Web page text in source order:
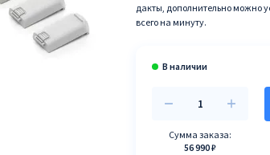
дакты, дополнительно можно
всего на минуту.
Сумма заказа:
56 990 ₽